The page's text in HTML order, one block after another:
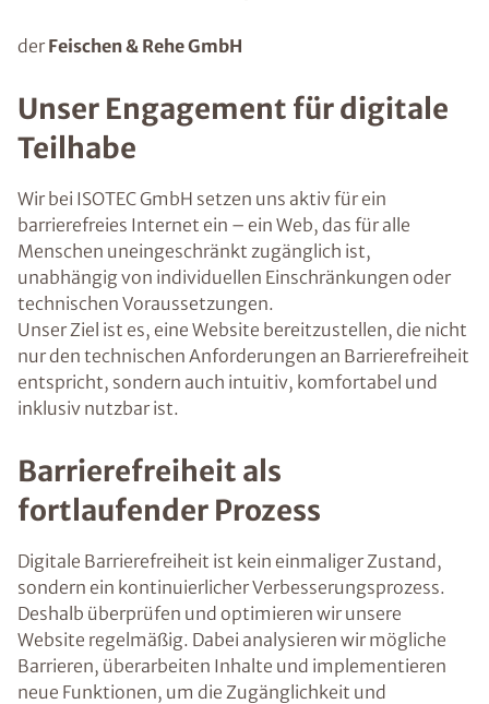
der Feischen & Rehe GmbH
Unser Engagement für digitale
Teilhabe
Wir bei ISOTEC GmbH setzen uns aktiv für ein
barrierefreies Internet ein – ein Web, das für alle
Menschen uneingeschränkt zugänglich ist,
unabhängig von individuellen Einschränkungen oder
technischen Voraussetzungen.
Unser Ziel ist es, eine Website bereitzustellen, die nicht
nur den technischen Anforderungen an Barrierefreiheit
entspricht, sondern auch intuitiv, komfortabel und
inklusiv nutzbar ist.
Barrierefreiheit als
fortlaufender Prozess
Digitale Barrierefreiheit ist kein einmaliger Zustand,
sondern ein kontinuierlicher Verbesserungsprozess.
Deshalb überprüfen und optimieren wir unsere
Website regelmäßig. Dabei analysieren wir mögliche
Barrieren, überarbeiten Inhalte und implementieren
neue Funktionen, um die Zugänglichkeit und